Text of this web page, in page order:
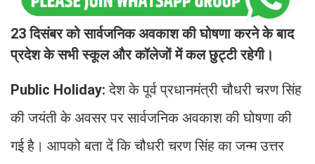
23 दिसंबर को सार्वजनिक अवकाश की घोषणा करने के बाद
प्रदेश के सभी स्कूल और कॉलेजों में कल छुट्टी रहेगी।
Public Holiday:देश के पूर्व प्रधानमंत्री चौधरी चरण सिंह
की जयंती के अवसर पर सार्वजनिक अवकाश की घोषणा की
गई है। आपको बता दें कि चौधरी चरण सिंह का जन्म उत्तर